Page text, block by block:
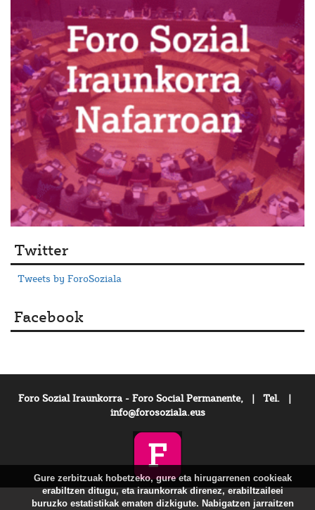
Twitter
Tweets by ForoSoziala
Facebook
Foro Sozial Iraunkorra - Foro Social Permanente, | Tel. |
info@forosoziala.eus
Gure zerbitzuak hobetzeko, gure eta hirugarrenen cookieak
erabiltzen ditugu, eta iraunkorrak direnez, erabiltzaileei
buruzko estatistikak ematen dizkigute. Nabigatzen jarraitzen